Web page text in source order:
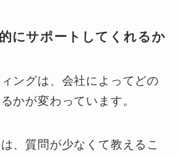
にサポートしてくれるか
ングは、会社によってどの
かが変わっています。
、質問が少なくて教えるこ